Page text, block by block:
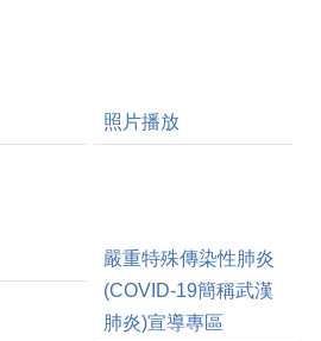
照片播放
嚴重特殊傳染性肺炎
(COVID-19簡稱武漢
肺炎)宣導專區